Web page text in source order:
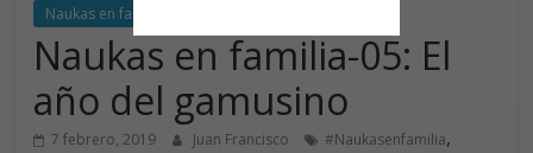
Naukas en familia
Naukas en familia-05: El
año del gamusino
7 febrero, 2019 Juan Francisco #Naukasenfamilia,